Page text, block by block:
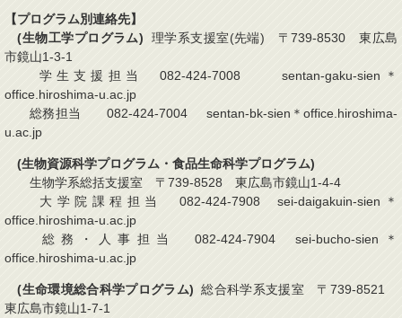
【プログラム別連絡先】
(生物工学プログラム) 理学系支援室(先端) 〒739-8530 東広島
市鏡山1-3-1
学生支援担当 082-424-7008 sentan-gaku-sien＊
office.hiroshima-u.ac.jp
総務担当 082-424-7004 sentan-bk-sien＊office.hiroshima-
u.ac.jp
(生物資源科学プログラム・食品生命科学プログラム)
生物学系総括支援室 〒739-8528 東広島市鏡山1-4-4
大学院課程担当 082-424-7908 sei-daigakuin-sien＊
office.hiroshima-u.ac.jp
総務・人事担当 082-424-7904 sei-bucho-sien＊
office.hiroshima-u.ac.jp
(生命環境総合科学プログラム) 総合科学系支援室 〒739-8521
東広島市鏡山1-7-1